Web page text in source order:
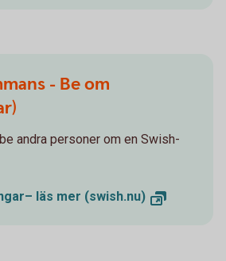
- Be om
andra personer om en Swish-
läs mer (swish.nu)